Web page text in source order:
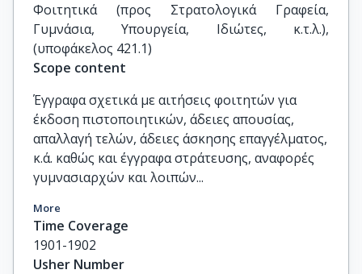
Φοιτητικά (προς Στρατολογικά Γραφεία,
Γυμνάσια, Υπουργεία, Ιδιώτες, κ.τ.λ.),
(υποφάκελος 421.1)
Scope content
Έγγραφα σχετικά με αιτήσεις φοιτητών για
έκδοση πιστοποιητικών, άδειες απουσίας,
απαλλαγή τελών, άδειες άσκησης επαγγέλματος,
κ.ά. καθώς και έγγραφα στράτευσης, αναφορές
γυμνασιαρχών και λοιπών...
More
Time Coverage
1901-1902
Usher Number